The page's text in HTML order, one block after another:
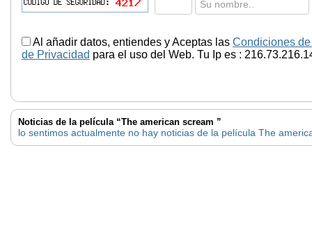
Al añadir datos, entiendes y Aceptas las Condiciones
de Privacidad para el uso del Web. Tu Ip es :
Noticias de la película “The american scream ”
lo sentimos actualmente no hay noticias de la película The